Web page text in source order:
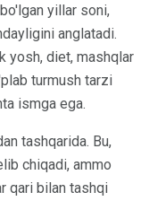
yillar soni,
anglatadi.
yosh, diet, mashqlar
turmush tarzi
ismga ega.
tashqarida. Bu,
chiqadi, ammo
qari bilan tashqi